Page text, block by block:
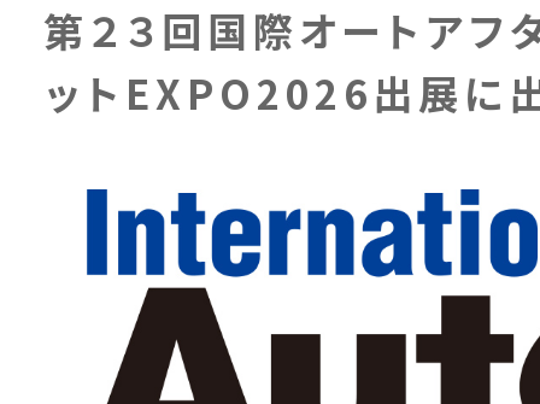
第２３回国際オートアフ
ットEXPO2026出展に